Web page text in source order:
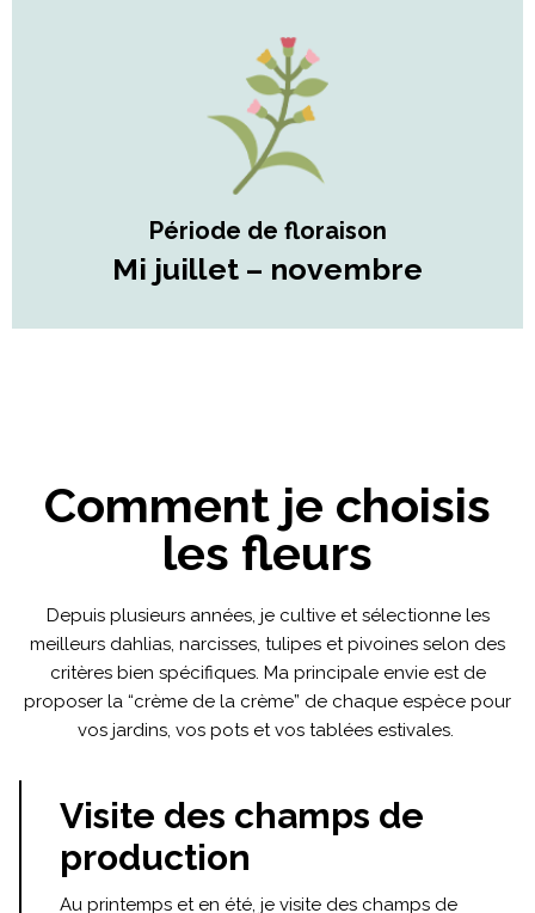
Période de floraison
Mi juillet – novembre
Comment je choisis
les fleurs
Depuis plusieurs années, je cultive et sélectionne les
meilleurs dahlias, narcisses, tulipes et pivoines selon des
critères bien spécifiques. Ma principale envie est de
proposer la “crème de la crème” de chaque espèce pour
vos jardins, vos pots et vos tablées estivales.
Visite des champs de
production
Au printemps et en été, je visite des champs de